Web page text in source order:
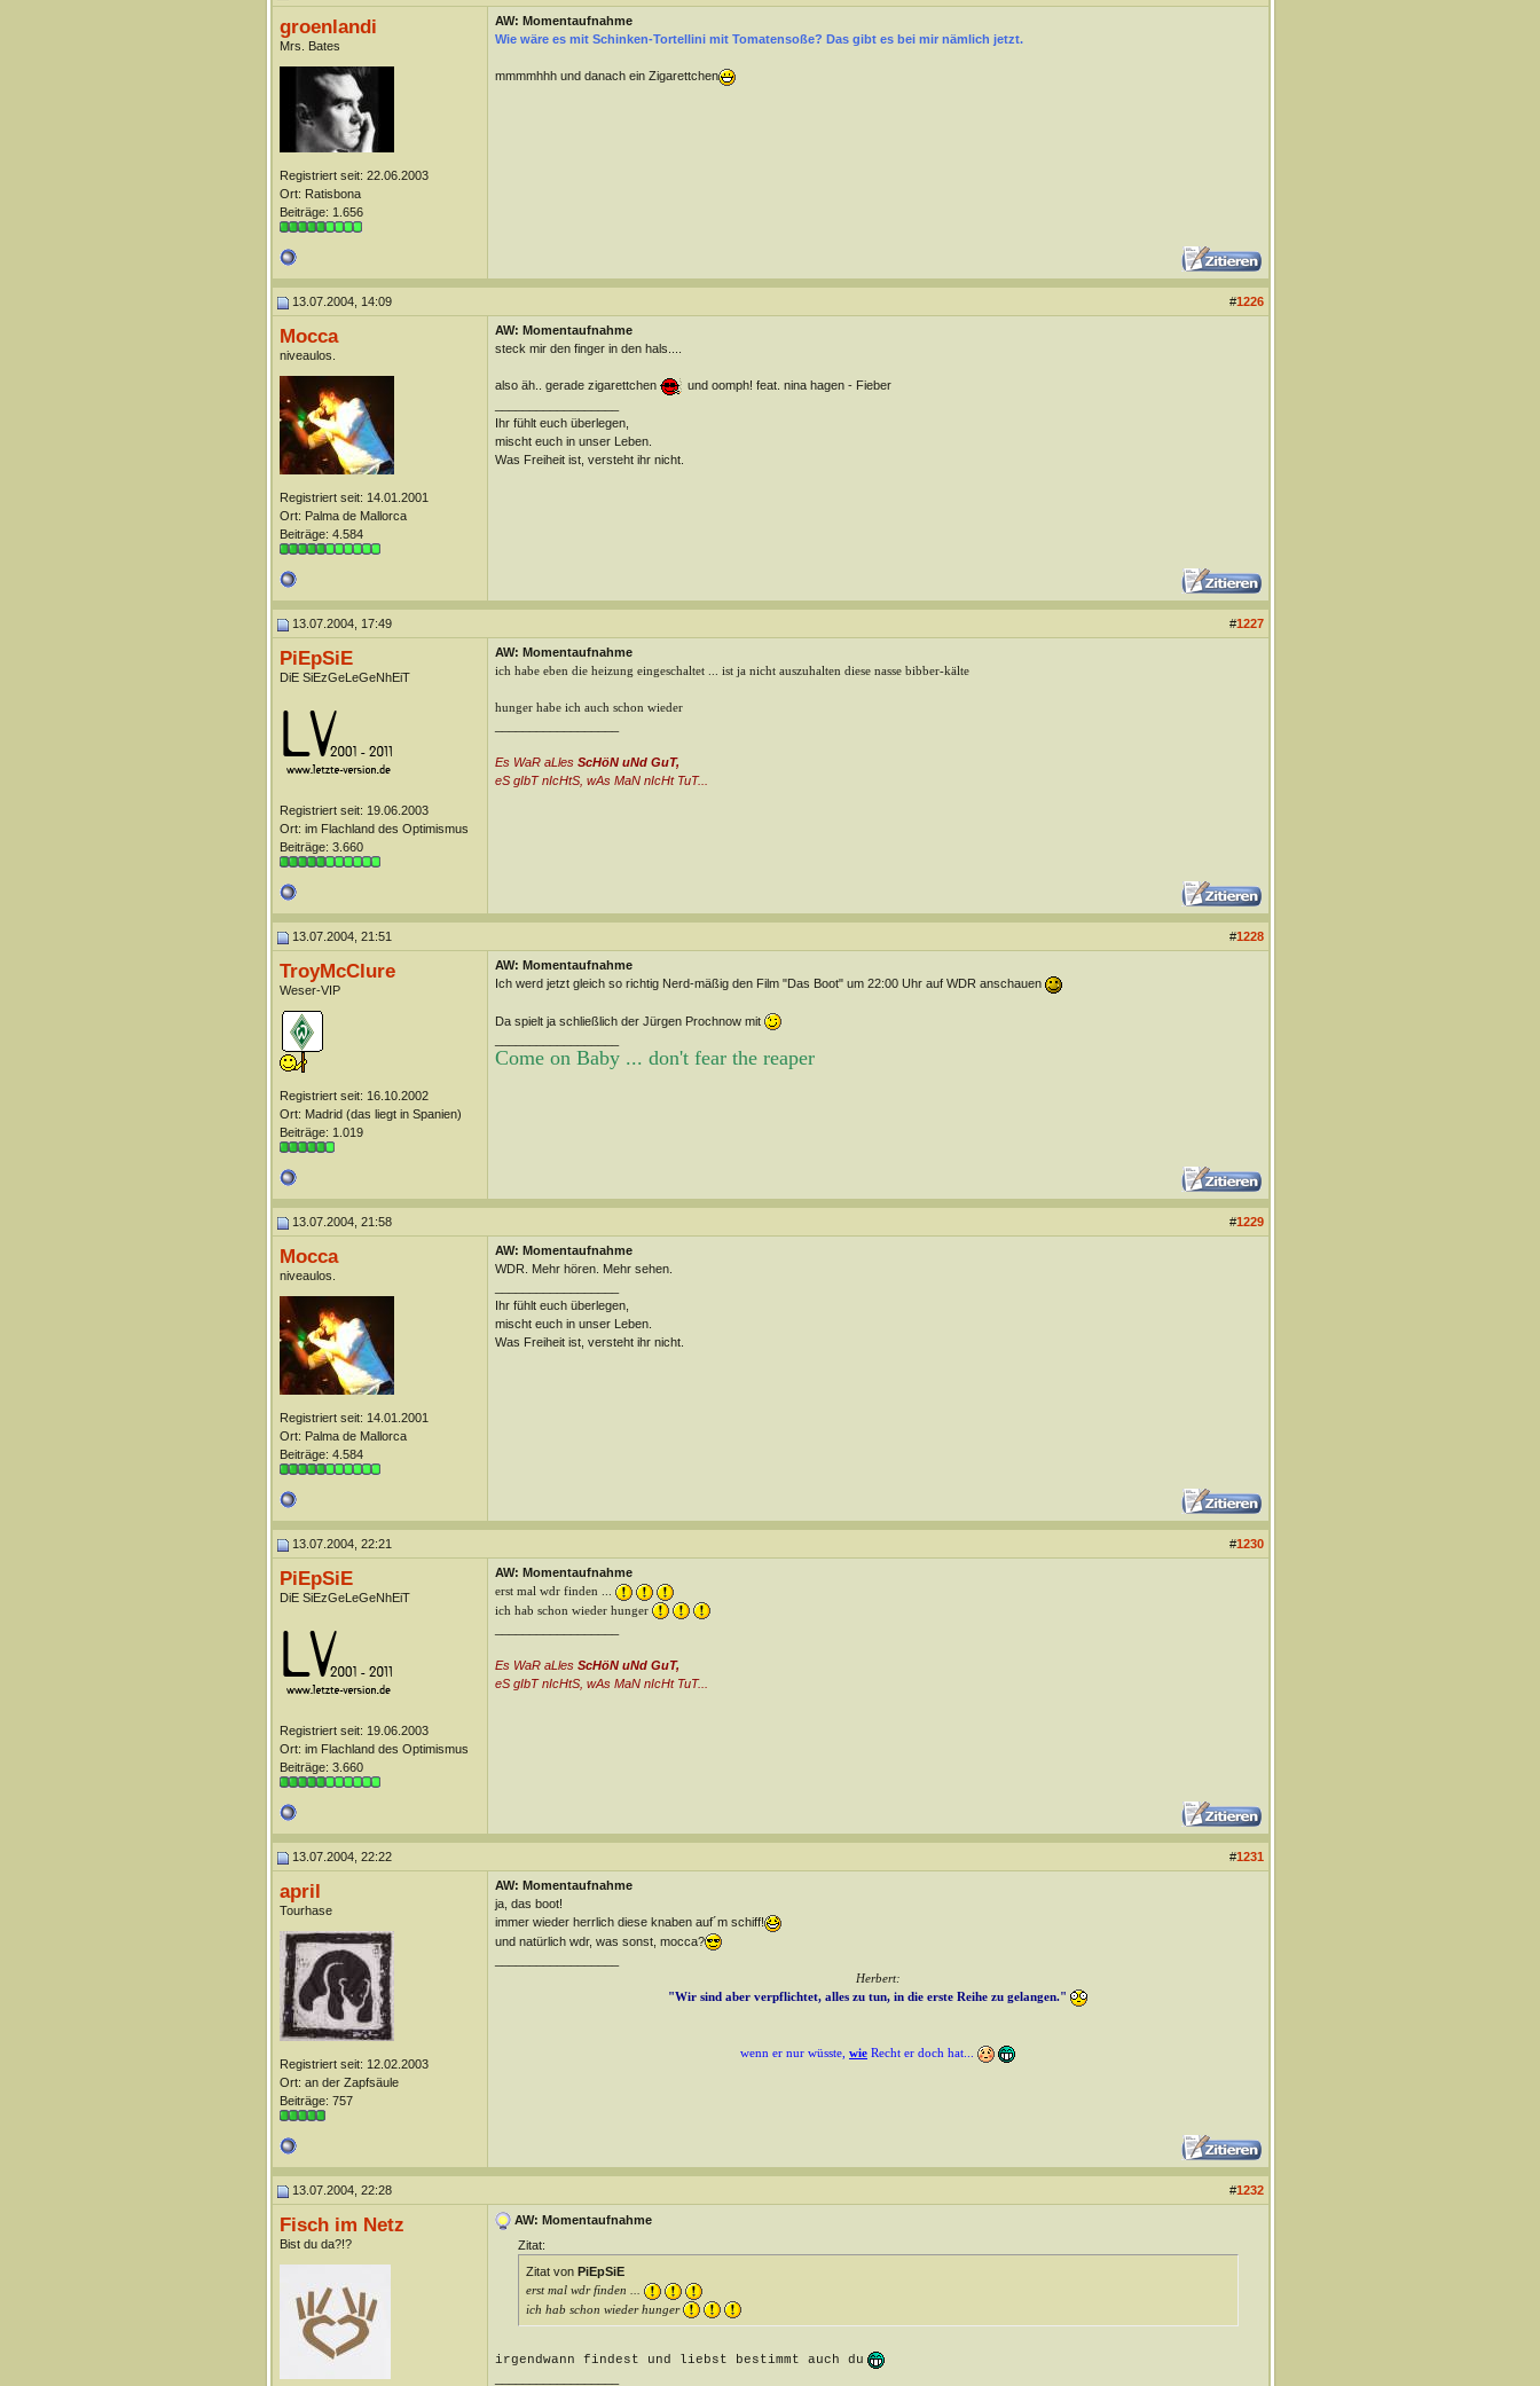
groenlandi
Mrs. Bates
Registriert seit: 22.06.2003
Ort: Ratisbona
Beiträge: 1.656
AW: Momentaufnahme
Wie wäre es mit Schinken-Tortellini mit Tomatensoße? Das gibt es bei mir nämlich jetzt.
mmmmhhh und danach ein Zigarettchen
13.07.2004, 14:09 #1226
Mocca
niveaulos.
Registriert seit: 14.01.2001
Ort: Palma de Mallorca
Beiträge: 4.584
AW: Momentaufnahme
steck mir den finger in den hals....
also äh.. gerade zigarettchen
und oomph! feat. nina hagen - Fieber
Ihr fühlt euch überlegen,
mischt euch in unser Leben.
Was Freiheit ist, versteht ihr nicht.
13.07.2004, 17:49 #1227
PiEpSiE
DiE SiEzGeLeGeNhEiT
Registriert seit: 19.06.2003
Ort: im Flachland des Optimismus
Beiträge: 3.660
AW: Momentaufnahme
ich habe eben die heizung eingeschaltet ... ist ja nicht auszuhalten diese nasse bibber-kälte
hunger habe ich auch schon wieder
Es WaR aLles ScHöN uNd GuT,
eS gIbT nIcHtS, wAs MaN nIcHt TuT...
13.07.2004, 21:51 #1228
TroyMcClure
Weser-VIP
Registriert seit: 16.10.2002
Ort: Madrid (das liegt in Spanien)
Beiträge: 1.019
AW: Momentaufnahme
Ich werd jetzt gleich so richtig Nerd-mäßig den Film "Das Boot" um 22:00 Uhr auf WDR anschauen
Da spielt ja schließlich der Jürgen Prochnow mit
Come on Baby ... don't fear the reaper
13.07.2004, 21:58 #1229
Mocca
niveaulos.
Registriert seit: 14.01.2001
Ort: Palma de Mallorca
Beiträge: 4.584
AW: Momentaufnahme
WDR. Mehr hören. Mehr sehen.
Ihr fühlt euch überlegen,
mischt euch in unser Leben.
Was Freiheit ist, versteht ihr nicht.
13.07.2004, 22:21 #1230
PiEpSiE
DiE SiEzGeLeGeNhEiT
Registriert seit: 19.06.2003
Ort: im Flachland des Optimismus
Beiträge: 3.660
AW: Momentaufnahme
erst mal wdr finden ...
ich hab schon wieder hunger
Es WaR aLles ScHöN uNd GuT,
eS gIbT nIcHtS, wAs MaN nIcHt TuT...
13.07.2004, 22:22 #1231
april
Tourhase
Registriert seit: 12.02.2003
Ort: an der Zapfsäule
Beiträge: 757
AW: Momentaufnahme
ja, das boot!
immer wieder herrlich diese knaben auf´m schiff!
und natürlich wdr, was sonst, mocca?
Herbert:
"Wir sind aber verpflichtet, alles zu tun, in die erste Reihe zu gelangen."
wenn er nur wüsste, wie Recht er doch hat...
13.07.2004, 22:28 #1232
Fisch im Netz
Bist du da?!?
AW: Momentaufnahme
Zitat:
Zitat von PiEpSiE
erst mal wdr finden ...
ich hab schon wieder hunger
irgendwann findest und liebst bestimmt auch du